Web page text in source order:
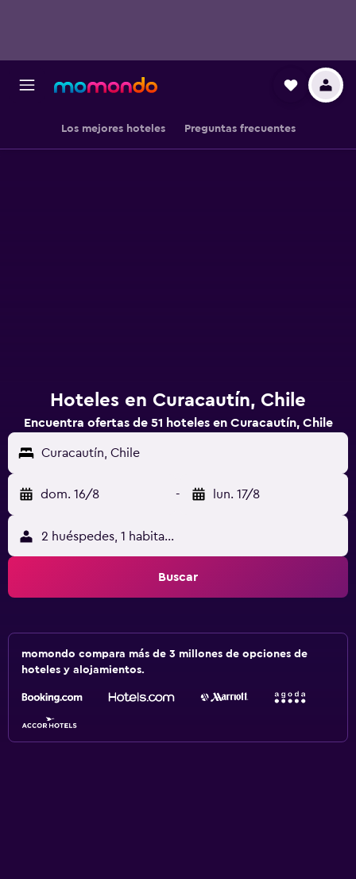
Los mejores hoteles Preguntas frecuentes
Hoteles en Curacautín, Chile
Encuentra ofertas de 51 hoteles en Curacautín, Chile
Curacautín, Chile
dom. 16/8 - lun. 17/8
2 huéspedes, 1 habitación
Buscar
momondo compara más de 3 millones de opciones de
hoteles y alojamientos.